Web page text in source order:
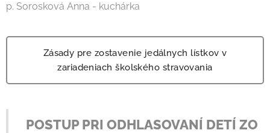
p. Sorosková Anna - kuchárka
Zásady pre zostavenie jedálnych lístkov v
zariadeniach školského stravovania
POSTUP PRI ODHLASOVANÍ DETÍ ZO